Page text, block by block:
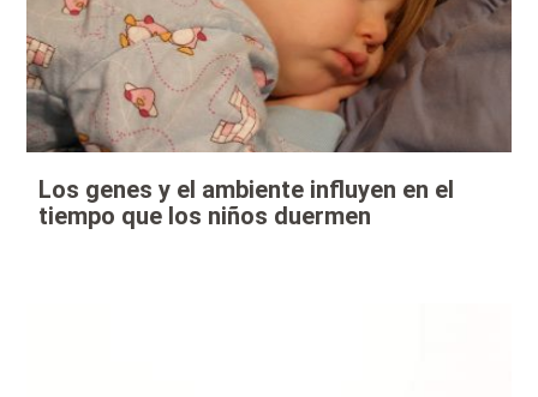
Los genes y el ambiente influyen en el
tiempo que los niños duermen